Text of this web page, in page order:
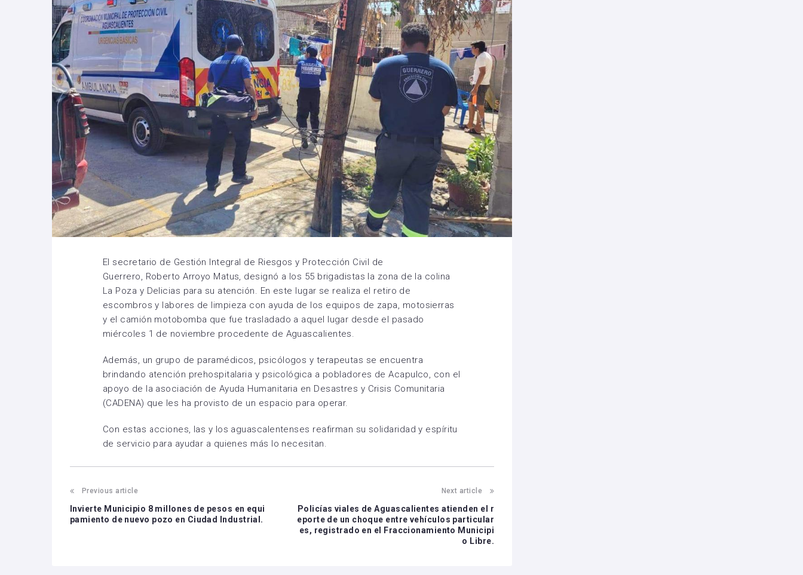
El secretario de Gestión Integral de Riesgos y Protección Civil de
Guerrero, Roberto Arroyo Matus, designó a los 55 brigadistas la zona de la colina
La Poza y Delicias para su atención. En este lugar se realiza el retiro de
escombros y labores de limpieza con ayuda de los equipos de zapa, motosierras
y el camión motobomba que fue trasladado a aquel lugar desde el pasado
miércoles 1 de noviembre procedente de Aguascalientes.
Además, un grupo de paramédicos, psicólogos y terapeutas se encuentra
brindando atención prehospitalaria y psicológica a pobladores de Acapulco, con el
apoyo de la asociación de Ayuda Humanitaria en Desastres y Crisis Comunitaria
(CADENA) que les ha provisto de un espacio para operar.
Con estas acciones, las y los aguascalentenses reafirman su solidaridad y espíritu
de servicio para ayudar a quienes más lo necesitan.
Previous article
Invierte Municipio 8 millones de pesos en equi
pamiento de nuevo pozo en Ciudad Industrial.
Next article
Policías viales de Aguascalientes atienden el r
eporte de un choque entre vehículos particular
es, registrado en el Fraccionamiento Municipi
o Libre.